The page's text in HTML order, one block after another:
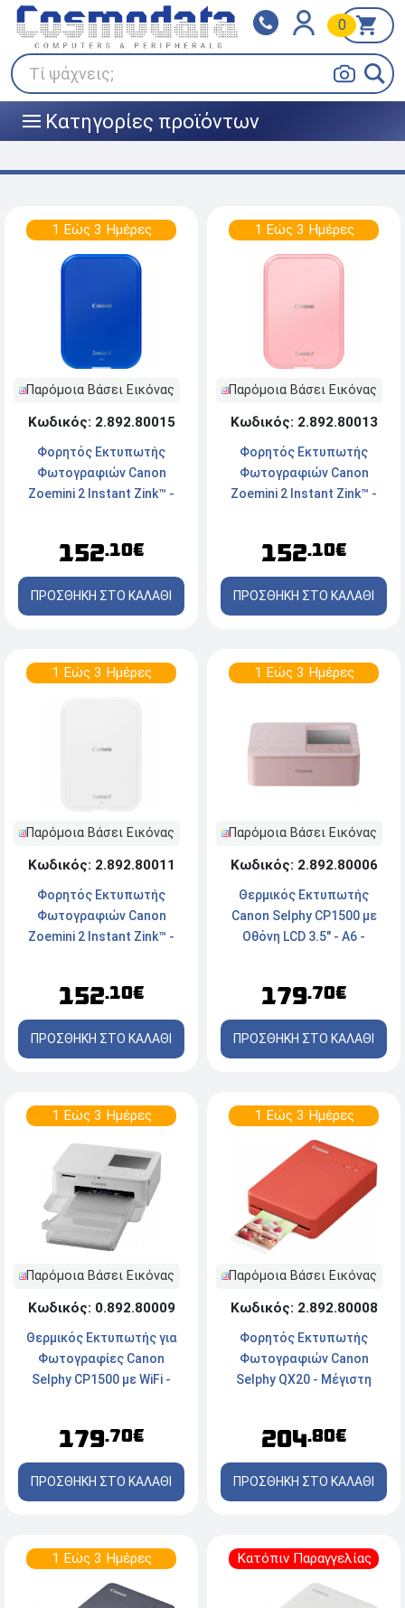
Τί ψάχνεις;
0
||| Κατηγορίες προϊόντων
Klarna
Πληρώστε σε 3
άτοκες δόσεις
BOX NOW
1 Εώς 3 Ημέρες
Παρόμοια Βάσει Εικόνας
Κωδικός: 2.892.80015
Φορητός Εκτυπωτής
Φωτογραφιών Canon
Zoemini 2 Instant Zink™ -
Blue
152.10€
ΠΡΟΣΘΗΚΗ ΣΤΟ ΚΑΛΑΘΙ
1 Εώς 3 Ημέρες
Παρόμοια Βάσει Εικόνας
Κωδικός: 2.892.80013
Φορητός Εκτυπωτής
Φωτογραφιών Canon
Zoemini 2 Instant Zink™ -
Gold
152.10€
ΠΡΟΣΘΗΚΗ ΣΤΟ ΚΑΛΑΘΙ
1 Εώς 3 Ημέρες
Παρόμοια Βάσει Εικόνας
Κωδικός: 2.892.80011
Φορητός Εκτυπωτής
Φωτογραφιών Canon
Zoemini 2 Instant Zink™ -
152.10€
ΠΡΟΣΘΗΚΗ ΣΤΟ ΚΑΛΑΘΙ
1 Εώς 3 Ημέρες
Παρόμοια Βάσει Εικόνας
Κωδικός: 2.892.80006
Θερμικός Εκτυπωτής
Canon Selphy CP1500 με
Οθόνη LCD 3.5" - Α6 -
Reader, Mobile Printing
(SELPHY Photo Layout) -
Pink
179.70€
ΠΡΟΣΘΗΚΗ ΣΤΟ ΚΑΛΑΘΙ
1 Εώς 3 Ημέρες
Παρόμοια Βάσει Εικόνας
Κωδικός: 0.892.80009
Θερμικός Εκτυπωτής για
Φωτογραφίες Canon
Selphy CP1500 με WiFi -
179.70€
ΠΡΟΣΘΗΚΗ ΣΤΟ ΚΑΛΑΘΙ
1 Εώς 3 Ημέρες
Παρόμοια Βάσει Εικόνας
Κωδικός: 2.892.80008
Φορητός Εκτυπωτής
Φωτογραφιών Canon
Selphy QX20 - Μέγιστη
204.80€
ΠΡΟΣΘΗΚΗ ΣΤΟ ΚΑΛΑΘΙ
1 Εώς 3 Ημέρες Κατόπιν Παραγγελίας